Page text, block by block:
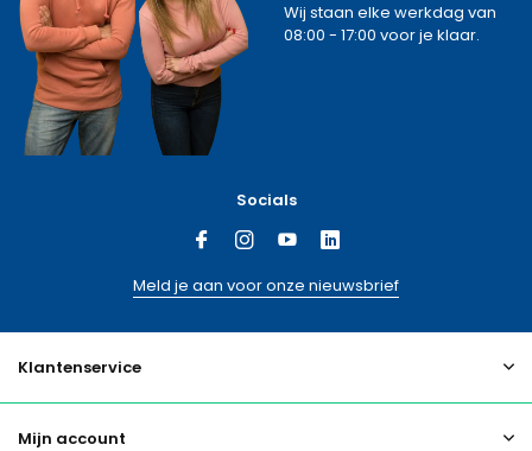
Wij staan elke werkdag van
08:00 - 17:00 voor je klaar.
Socials
Meld je aan voor onze nieuwsbrief
Klantenservice
Mijn account